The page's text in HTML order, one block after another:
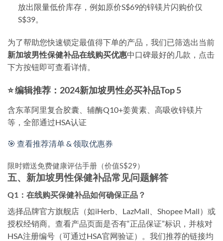
放出限量低价库存，例如原价S$69的锌镁片闪购价仅
S$39。
为了帮助您快速锁定最值得下单的产品，我们已筛选出当前
新加坡男性保健补品在线购买优惠中口碑最好的几款，点击
下方按钮即可查看详情。
⭐ 编辑推荐：2024新加坡男性必买补品Top 5
含东革阿里复合胶囊、辅酶Q10+姜黄素、高吸收锌镁片
等，全部通过HSA认证
🎯 查看推荐清单 & 领取优惠券
限时赠送免费健康评估手册（价值S$29）
五、新加坡男性保健补品常见问题解答
Q1：在线购买保健补品如何确保正品？
选择品牌官方旗舰店（如iHerb、LazMall、Shopee Mall）或
授权经销商。查看产品页面是否有“正品保证”标识，并核对
HSA注册编号（可通过HSA官网验证）。我们推荐的链接均